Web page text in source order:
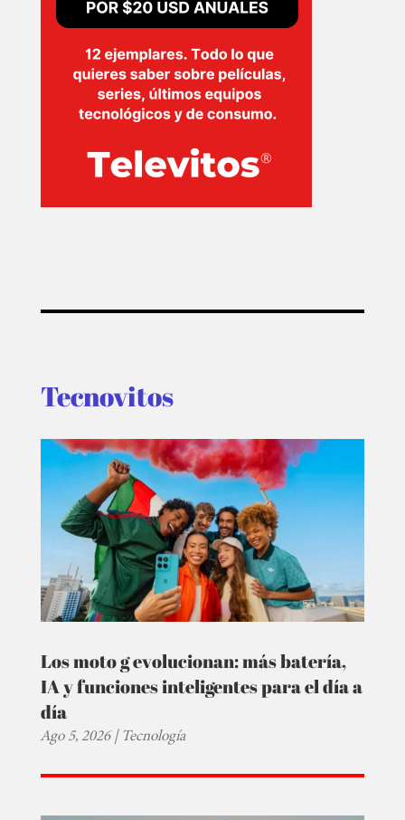
T-
PLUS
Tecnovitos
Los moto g evolucionan: más batería,
IA y funciones inteligentes para el día a
día
Ago 5, 2026|Tecnología